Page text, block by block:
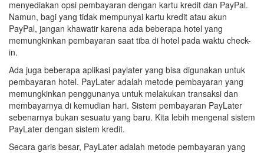
menyediakan opsi pembayaran dengan kartu kredit dan PayPal.
Namun, bagi yang tidak mempunyai kartu kredit atau akun
PayPal, jangan khawatir karena ada beberapa hotel yang
memungkinkan pembayaran saat tiba di hotel pada waktu check-
in.
Ada juga beberapa aplikasi paylater yang bisa digunakan untuk
pembayaran hotel. PayLater adalah metode pembayaran yang
memungkinkan penggunanya untuk melakukan transaksi dan
membayarnya di kemudian hari. Sistem pembayaran PayLater
sebenarnya bukan sesuatu yang baru. Kita lebih mengenal sistem
PayLater dengan sistem kredit.
Secara garis besar, PayLater adalah metode pembayaran yang